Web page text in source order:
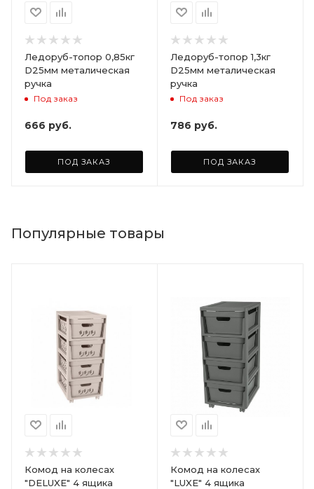
Ледоруб-топор 0,85кг
D25мм металическая
ручка
Под заказ
666 руб.
ПОД ЗАКАЗ
Ледоруб-топор 1,3кг
D25мм металическая
ручка
Под заказ
786 руб.
ПОД ЗАКАЗ
Популярные товары
Комод на колесах
"DELUXE" 4 ящика
Комод на колесах
"LUXE" 4 ящика